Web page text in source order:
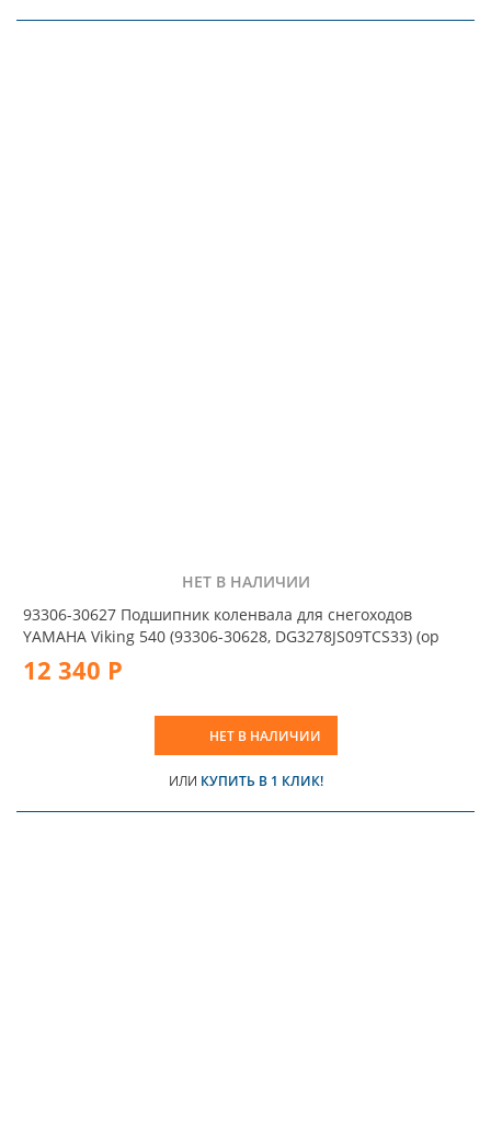
НЕТ В НАЛИЧИИ
93306-30627 Подшипник коленвала для снегоходов
YAMAHA Viking 540 (93306-30628, DG3278JS09TCS33) (ор
12 340 Р
НЕТ В НАЛИЧИИ
ИЛИ КУПИТЬ В 1 КЛИК!